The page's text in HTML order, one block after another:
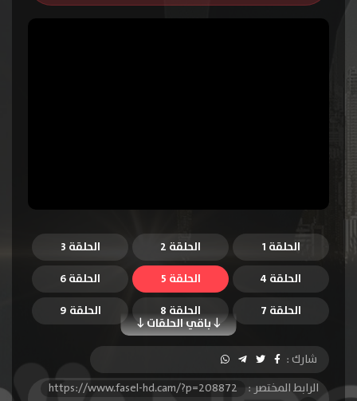
الحلقة 1 الحلقة 2
الحلقة 3
الحلقة 4
الحلقة 5 الحلقة 6
باقي الحلقات
الحلقة 7 الحلقة 8
الحلقة 9
الحلقة 10
الحلقة 11
الحلقة 12
الحلقة 13
الحلقة 14
الحلقة 15
شارك :
الرابط المختصر :
https://www.fasel-hd.cam/?p=208872